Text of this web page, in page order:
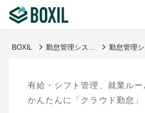
診断から探す(β版)
BOXIL 勤怠管理システムおすすめ17選 - 一覧比較表で費用・機能 | 選び方【シェアランキング】
有給・シフト管理、就業ル
かんたんに「クラウド勤怠」